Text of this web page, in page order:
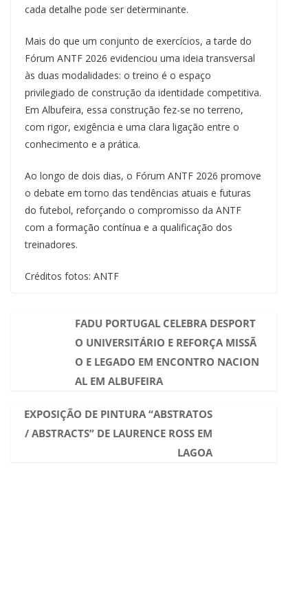
cada detalhe pode ser determinante.
Mais do que um conjunto de exercícios, a tarde do
Fórum ANTF 2026 evidenciou uma ideia transversal
às duas modalidades: o treino é o espaço
privilegiado de construção da identidade competitiva.
Em Albufeira, essa construção fez-se no terreno,
com rigor, exigência e uma clara ligação entre o
conhecimento e a prática.
Ao longo de dois dias, o Fórum ANTF 2026 promove
o debate em torno das tendências atuais e futuras
do futebol, reforçando o compromisso da ANTF
com a formação contínua e a qualificação dos
treinadores.
Créditos fotos: ANTF
FADU PORTUGAL CELEBRA DESPORT
O UNIVERSITÁRIO E REFORÇA MISSÃ
O E LEGADO EM ENCONTRO NACION
AL EM ALBUFEIRA
EXPOSIÇÃO DE PINTURA “ABSTRATOS
/ ABSTRACTS” DE LAURENCE ROSS EM
LAGOA